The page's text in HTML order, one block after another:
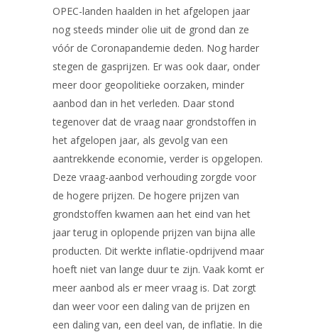
OPEC-landen haalden in het afgelopen jaar
nog steeds minder olie uit de grond dan ze
vóór de Coronapandemie deden. Nog harder
stegen de gasprijzen. Er was ook daar, onder
meer door geopolitieke oorzaken, minder
aanbod dan in het verleden. Daar stond
tegenover dat de vraag naar grondstoffen in
het afgelopen jaar, als gevolg van een
aantrekkende economie, verder is opgelopen.
Deze vraag-aanbod verhouding zorgde voor
de hogere prijzen. De hogere prijzen van
grondstoffen kwamen aan het eind van het
jaar terug in oplopende prijzen van bijna alle
producten. Dit werkte inflatie-opdrijvend maar
hoeft niet van lange duur te zijn. Vaak komt er
meer aanbod als er meer vraag is. Dat zorgt
dan weer voor een daling van de prijzen en
een daling van, een deel van, de inflatie. In die